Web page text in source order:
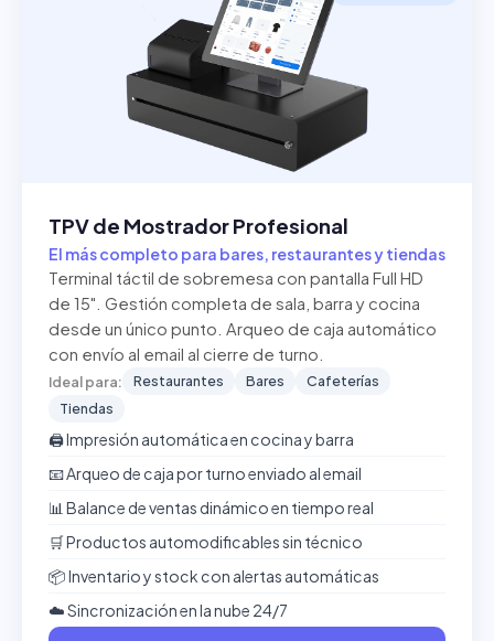
TPV de Mostrador Profesional
El más completo para bares, restaurantes y tiendas
Terminal táctil de sobremesa con pantalla Full HD
de 15". Gestión completa de sala, barra y cocina
desde un único punto. Arqueo de caja automático
con envío al email al cierre de turno.
Ideal para: Restaurantes Bares
Cafeterías
Tiendas
🖨️ Impresión automática en cocina y barra
📧 Arqueo de caja por turno enviado al email
📊 Balance de ventas dinámico en tiempo real
🛒 Productos automodificables sin técnico
📦 Inventario y stock con alertas automáticas
☁️ Sincronización en la nube 24/7